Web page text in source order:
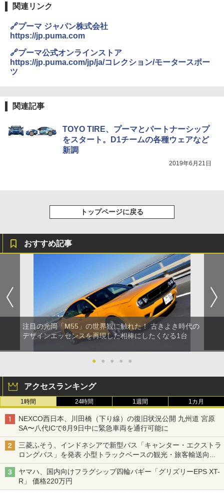
関連リンク
🔗プーマ ジャパン株式会社
https://jp.puma.com
🔗プーマ公式オンラインストア
https://jp.puma.com/jp/ja/コレクション/モータースポー
ツ
関連記事
TOYO TIRE、プーマとパートナーシップ
をスタート。D1チームの各種ウェアなど
新調
2019年6月21日
トップページに戻る
おすすめ記事
注目の光岡「M55」の世界観に触れた！ 古きよき時代の
デザインエッセンスを再現した相棒にしたくなる1台
● ● ● ● ●
アクセスランキング
1時間 24時間 1週間 1カ月
NEXCO西日本、川田橋（下り線）の復旧状況公開 九州道 宮原
SA〜八代ICで8月9日中に緊急車両を通行可能に
三菱ふそう、インドネシアで新型バス「キャンター・エクストラ
ロングバス」を発表 小型トラックベースの観光・旅客輸送向け
バス
ヤマハ、国内向けフラグシップ四輪バギー「グリズリーEPS XT-
R」 価格220万円